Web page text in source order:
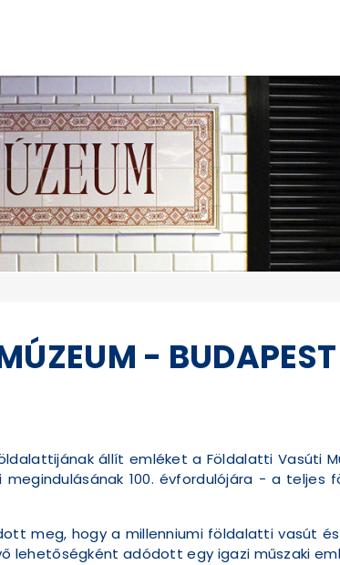
- BUDAPEST
állít emléket a Földalatti Vasúti
100. évfordulójára - a
meg, hogy a millenniumi földalatti vasút
lehetőségként adódott egy igazi műszaki